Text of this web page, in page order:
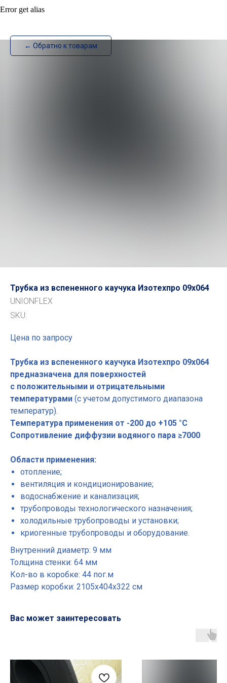
ИзотехПро
← Обратно к товарам
Error get alias
Трубка из вспененного каучука Изотехпро 09x064
UNIONFLEX
SKU:
Цена по запросу
Трубка из вспененного каучука Изотехпро 09x064
предназначена для поверхностей
с положительными и отрицательными
температурами (с учетом допустимого диапазона
температур).
Температура применения от -200 до +105 °С
Сопротивление диффузии водяного пара ≥7000
Области применения:
отопление;
вентиляция и кондиционирование;
водоснабжение и канализация;
трубопроводы технологического назначения;
холодильные трубопроводы и установки;
криогенные трубопроводы и оборудование.
Внутренний диаметр: 9 мм
Толщина стенки: 64 мм
Кол-во в коробке: 44 пог.м
Размер коробки: 2105х404х322 см
Вас может заинтересовать